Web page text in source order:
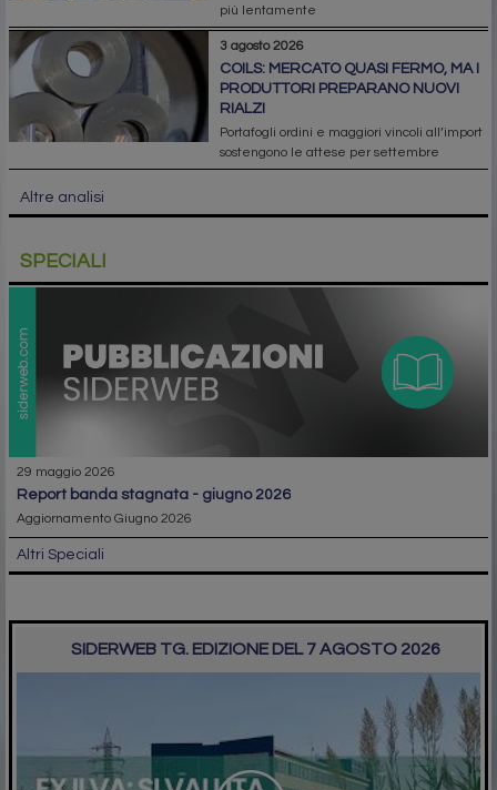
più lentamente
3 agosto 2026
COILS: MERCATO QUASI FERMO, MA I
PRODUTTORI PREPARANO NUOVI
RIALZI
Portafogli ordini e maggiori vincoli all’import
sostengono le attese per settembre
Altre analisi
SPECIALI
29 maggio 2026
report banda stagnata - giugno 2026
Aggiornamento Giugno 2026
Altri Speciali
SIDERWEB TG. EDIZIONE DEL 7 AGOSTO 2026